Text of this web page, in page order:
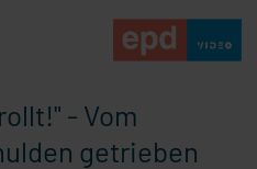
- Vom
getrieben